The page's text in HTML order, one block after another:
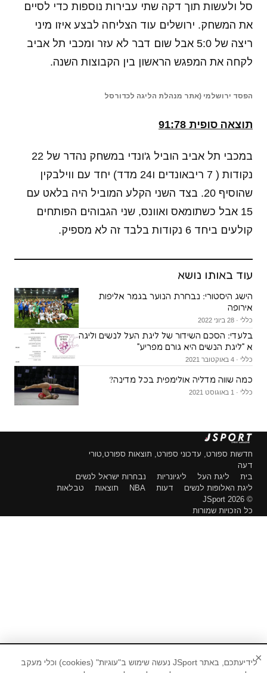
סל ולעשות תוך דקה שתי עבירות נוספות כדי לסיים
את המשחק. ירושלים עוד הצליחה לבצע איזו מיני
ריצה של 5:0 אבל שום דבר לא עזר ומכבי תל אביב
לקחה את המפגש הראשון בין הקבוצות השנה.
הפסד ירושלמי (אתר מנהלת הליגה לכדורסל
תוצאה סופית 91:78
במכבי תל אביב הוביל ג'ונדי במשחק נהדר של 22
נקודות ( 7 ריבאונדים ו24 מדד) יחד עם ווילבקין
שהוסיף 20. בצד השני הקלע המוביל היה בלאט עם
15 אבל כשתומאס ואוונס, שני הגבוהים הפותחים
קולעים ביחד 6 נקודות בלבד זה לא מספיק.
עוד באותו נושא
הישג היסטורי: נבחרת הנוער בגמר אליפות
אירופה
כללי · 28 ביוני 2022
בלעדי: הסכם השידור של ליגת העל לנשים וליגה
א ״ליגת הנשים היא גורם מפריע״
כללי · 4 באוקטובר 2021
כמה שווה מדליה אולימפית בכל מדינה?
כללי · 1 באוגוסט 2021
חדשות ספורט, עדכוני ספורט, תוצאות ספורט,טורי
דעה
בית
ליגת העל ליגיונריות
נבחרות ישראל לנשים
ליגת האלופות לנשים
דעות NBA תוצאות
טבלאות
© 2026 JSport
כל הזכויות שמורות
×
לידיעתכם, באתר JSport נעשה שימוש ב"עוגיות" (cookies) וכלי מעקב